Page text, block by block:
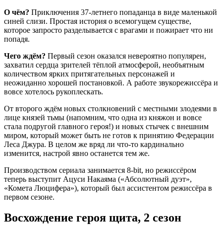
О чём? Приключения 37-летнего попаданца в виде маленькой
синей слизи. Простая история о всемогущем существе,
которое запросто разделывается с врагами и пожирает что ни
попадя.
Чего ждём? Первый сезон оказался невероятно популярен,
захватил сердца зрителей тёплой атмосферой, необъятным
количеством ярких притягательных персонажей и
неожиданно хорошей постановкой. А работе звукорежиссёра и
вовсе хотелось рукоплескать.
От второго ждём новых столкновений с местными злодеями в
лице князей тьмы (напомним, что одна из княжон и вовсе
стала подругой главного героя!) и новых стычек с внешним
миром, который может быть не готов к принятию Федерации
Леса Джура. В целом же вряд ли что-то кардинально
изменится, настрой явно останется тем же.
Производством сериала занимается 8-bit, но режиссёром
теперь выступит Ацуси Накаяма («Абсолютный дуэт»,
«Комета Люцифера»), который был ассистентом режиссёра в
первом сезоне.
Восхождение героя щита, 2 сезон